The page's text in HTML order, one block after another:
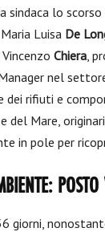
sindaca lo
Luisa De
Chiera,
nel
rifiuti e
del Mare,
in pole per
giorni,